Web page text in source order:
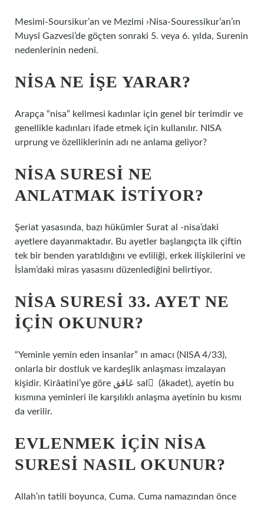
Mesimi-Soursikur’an ve Mezimi ›Nisa-Souressikur’an’ın
Muysî Gazvesi’de göçten sonraki 5. veya 6. yılda, Surenin
nedenlerinin nedeni.
NISA NE IŞE YARAR?
Arapça “nisa” kelimesi kadınlar için genel bir terimdir ve
genellikle kadınları ifade etmek için kullanılır. NISA
urprung ve özelliklerinin adı ne anlama geliyor?
NISA SURESI NE
ANLATMAK ISTIYOR?
Şeriat yasasında, bazı hükümler Surat al -nisa’daki
ayetlere dayanmaktadır. Bu ayetler başlangıçta ilk çiftin
tek bir benden yaratıldığını ve evliliği, erkek ilişkilerini ve
İslam’daki miras yasasını düzenlediğini belirtiyor.
NISA SURESI 33. AYET NE
IÇIN OKUNUR?
“Yeminle yemin eden insanlar” ın amacı (NISA 4/33),
onlarla bir dostluk ve kardeşlik anlaşması imzalayan
kişidir. Kirâatini’ye göre عَاقق sal ْ (âkadet), ayetin bu
kısmına yeminleri ile karşılıklı anlaşma ayetinin bu kısmı
da verilir.
EVLENMEK IÇIN NISA
SURESI NASIL OKUNUR?
Allah’ın tatili boyunca, Cuma. Cuma namazından önce